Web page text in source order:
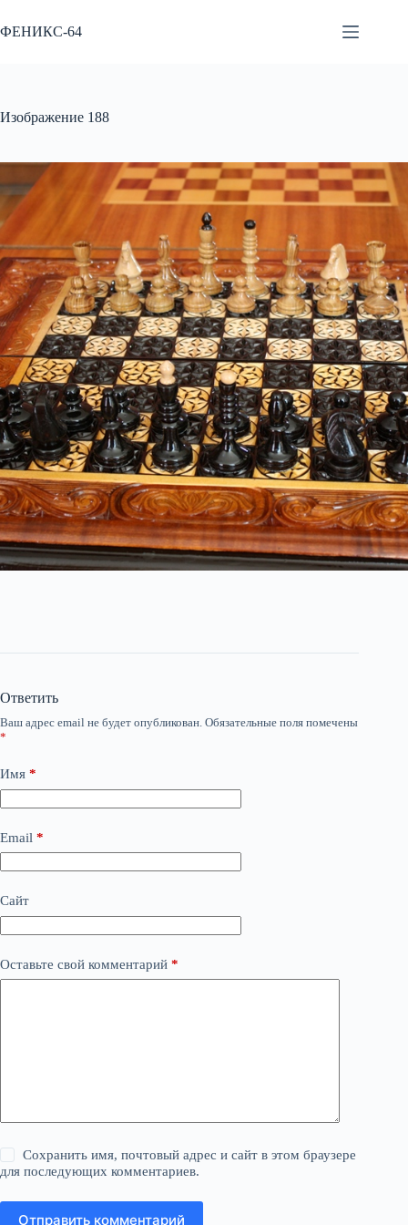
к
сути
ФЕНИКС-64
Изображение 188
Ответить
Ваш адрес email не будет опубликован. Обязательные поля помечены
*
Имя *
Email *
Сайт
Оставьте свой комментарий *
Сохранить имя, почтовый адрес и сайт в этом браузере
для последующих комментариев.
Отправить комментарий